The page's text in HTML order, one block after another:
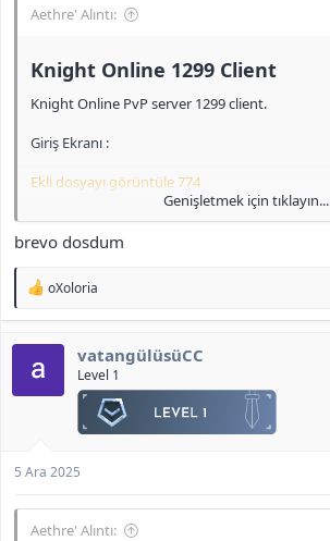
Aethre' Alıntı:
Knight Online 1299 Client​
Knight Online PvP server 1299 client.
Giriş Ekranı :
Ekli dosyayı görüntüle 774
IRK Seçimi :
Pelerin :
Clan ve Skill Sayfası :
Ekli dosyayı görüntüle 777
Genişletmek için tıklayın...
brevo dosdum
T
p
oXoloria
vatangülüsüCC
Level 1
5 Ara 2025
Aethre' Alıntı: